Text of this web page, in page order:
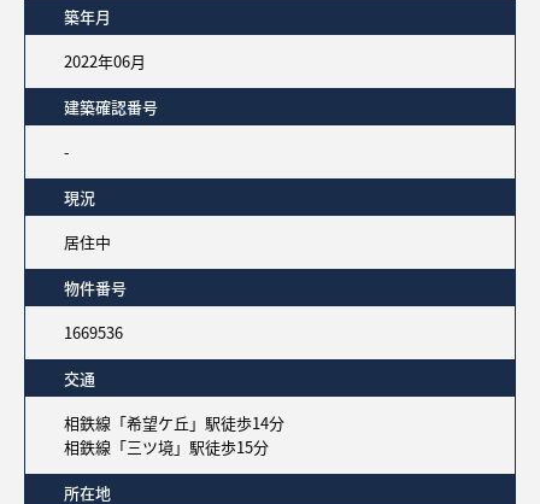
築年月
2022年06月
建築確認番号
-
現況
居住中
物件番号
1669536
交通
相鉄線「希望ケ丘」駅徒歩14分
相鉄線「三ツ境」駅徒歩15分
所在地